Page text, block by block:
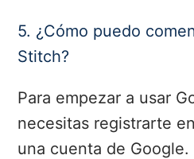
5. ¿Cómo puedo
Stitch?
Para empezar a usar
necesitas registrarte
una cuenta de